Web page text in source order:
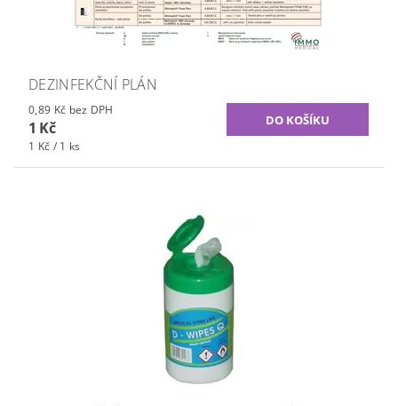
DEZINFEKČNÍ PLÁN
0,89 Kč bez DPH
1 Kč
1 Kč / 1 ks